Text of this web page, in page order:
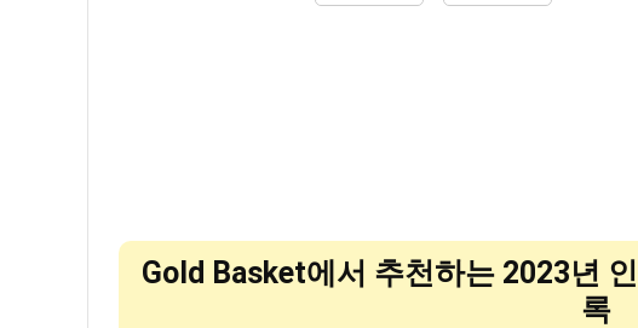
Gold Basket에서 추천하는 2023년
록